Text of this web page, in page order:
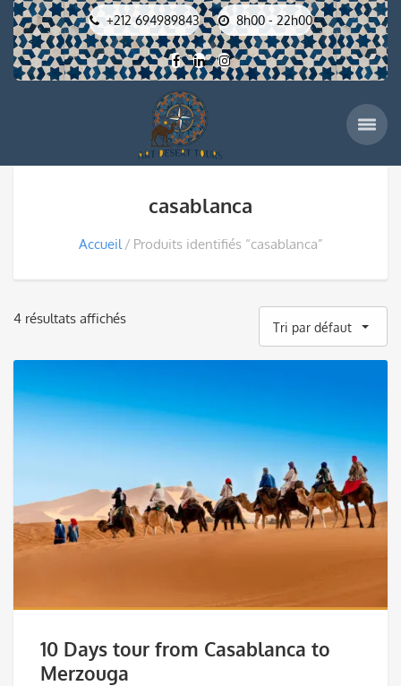
+212 694989843 8h00 - 22h00
casablanca
Accueil Produits identifiés “casablanca”
4 résultats affichés
Tri par défaut
10 Days tour from Casablanca to
Merzouga